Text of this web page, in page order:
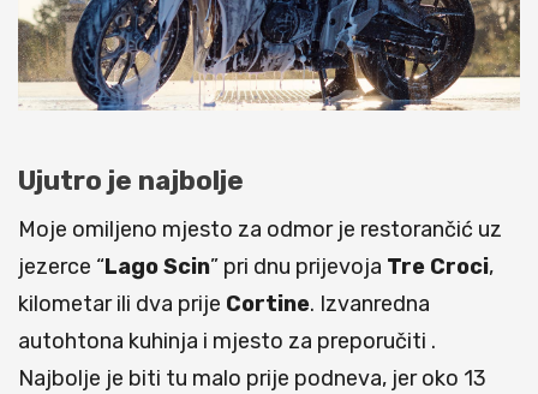
Ujutro je najbolje
Moje omiljeno mjesto za odmor je restorančić uz
jezerce “Lago Scin” pri dnu prijevoja Tre Croci,
kilometar ili dva prije Cortine. Izvanredna
autohtona kuhinja i mjesto za preporučiti .
Najbolje je biti tu malo prije podneva, jer oko 13